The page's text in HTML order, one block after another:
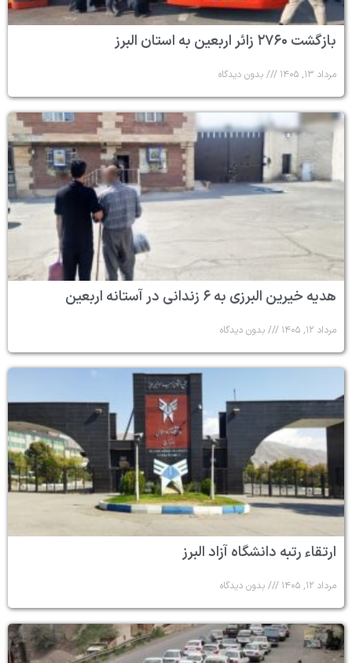
بازگشت ۲۷۶۰ زائر اربعین به استان البرز
مرداد ۱۳, ۱۴۰۵ بدون دیدگاه
هدیه خیرین البرزی به ۶ زندانی در آستانه اربعین
مرداد ۱۲, ۱۴۰۵ بدون دیدگاه
ارتقاء رتبه دانشگاه آزاد البرز
مرداد ۱۲, ۱۴۰۵ بدون دیدگاه